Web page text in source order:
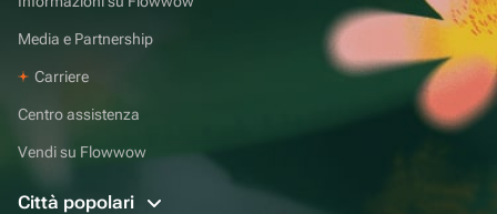
Media e Partnership
Carriere
Centro assistenza
Vendi su Flowwow
Città popolari